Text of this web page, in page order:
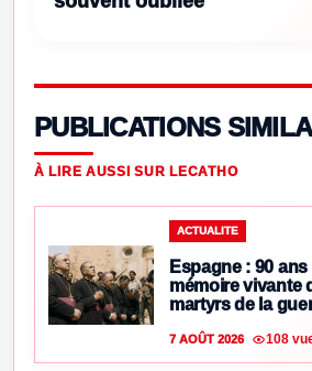
PUBLICATIONS
À LIRE AUSSI SUR LECATHO
ACTUALITE
Espagne : 90
mémoire vivante
martyrs de la
7 AOÛT 2026 108